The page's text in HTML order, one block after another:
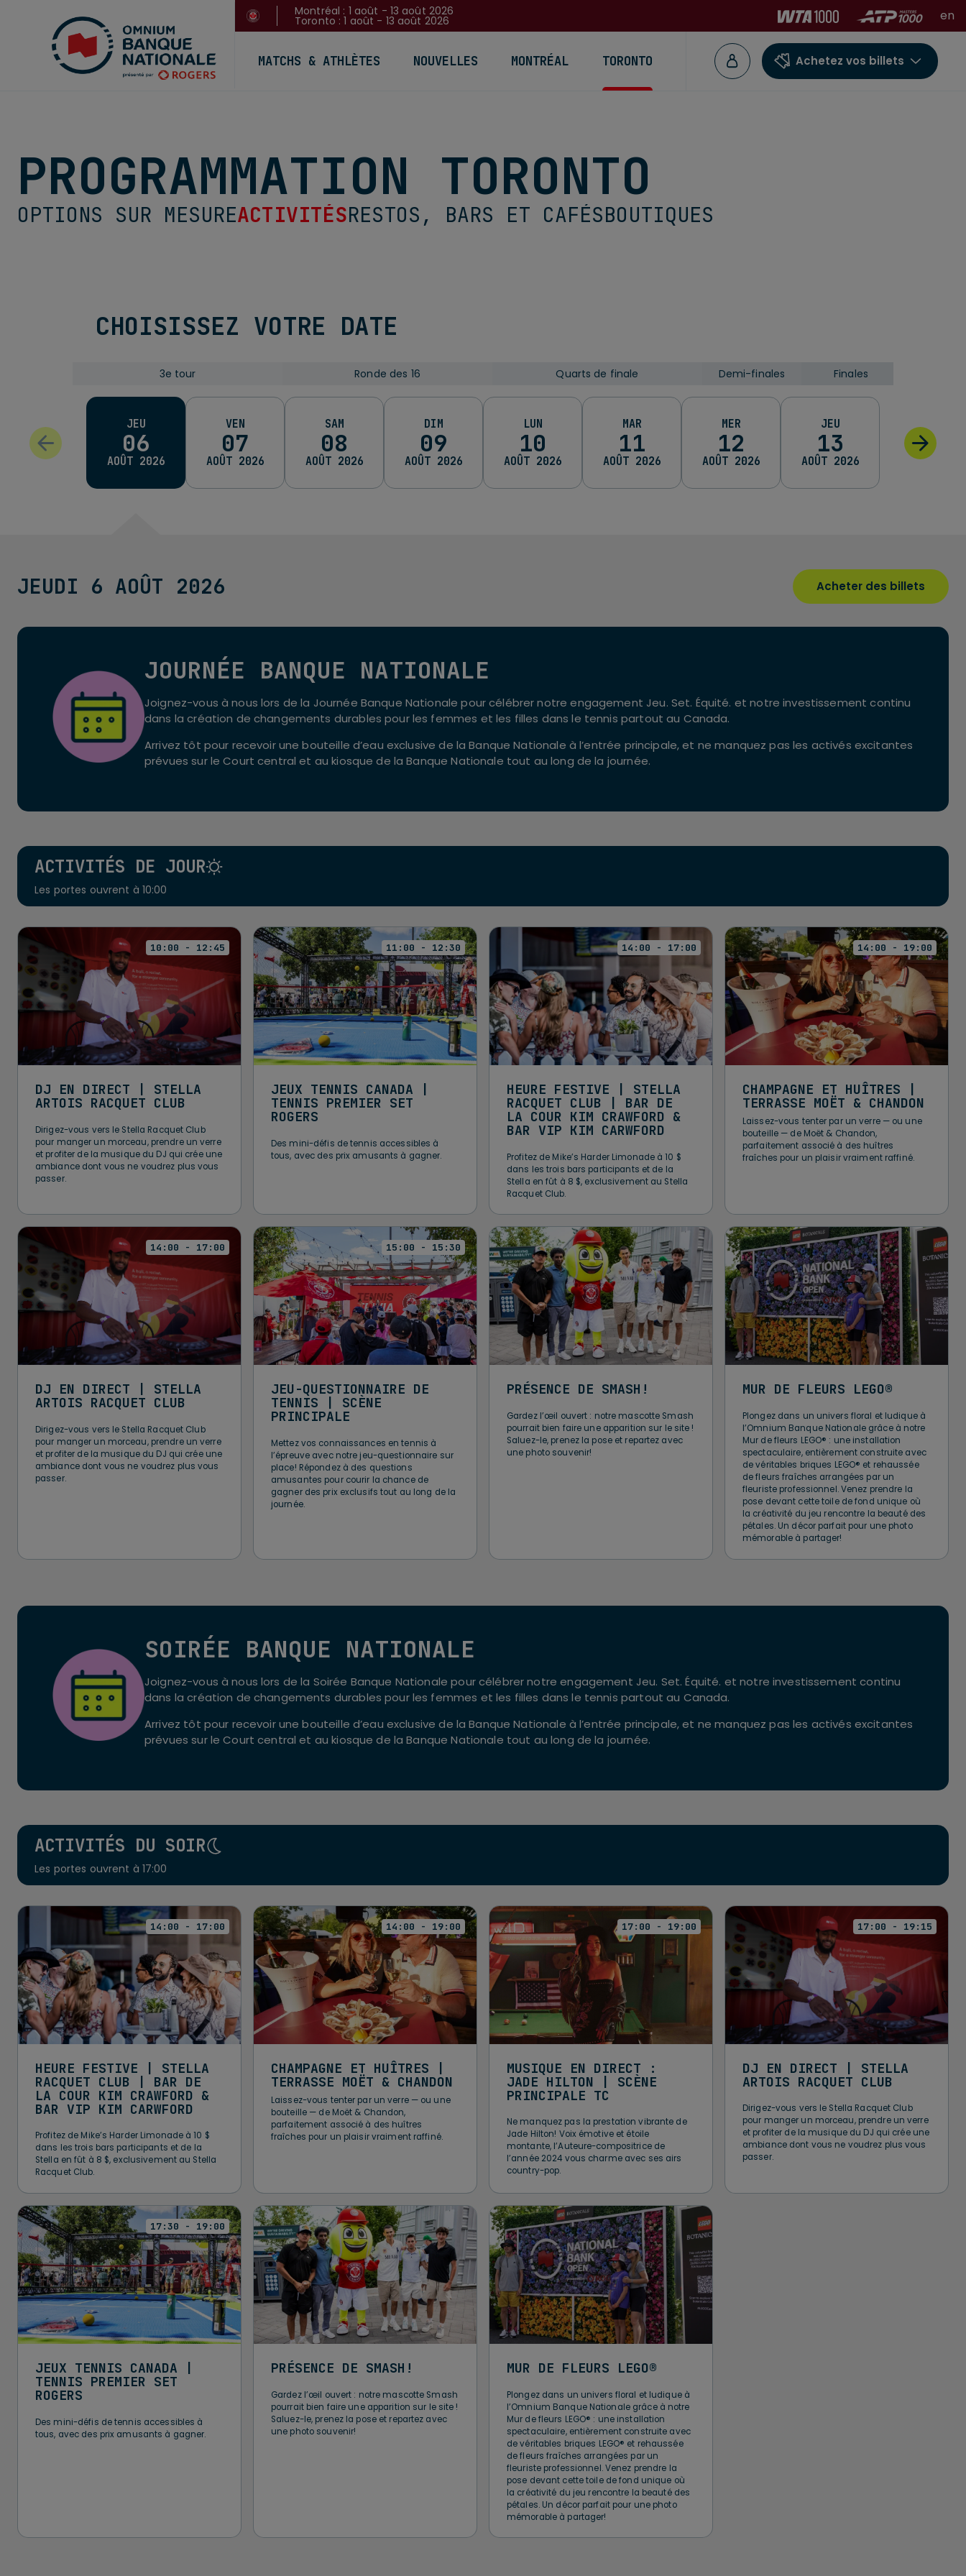
Montréal : 1 août - 13 août 2026
Toronto : 1 août - 13 août 2026 en
MATCHS & ATHLÈTES NOUVELLES MONTRÉAL TORONTO Achetez vos billets
PROGRAMMATION TORONTO
OPTIONS SUR MESUREACTIVITÉSRESTOS, BARS ET CAFÉSBOUTIQUES
CHOISISSEZ VOTRE DATE
3e tour Ronde des 16 Quarts de finale Demi-finales Finales
JEU
06
AOÛT 2026
3e tour
VEN
07
AOÛT 2026
3e tour
SAM
08
AOÛT 2026
Ronde des 16
DIM
09
AOÛT 2026
Ronde des 16
LUN
10
AOÛT 2026
Quarts de finale
MAR
11
AOÛT 2026
Quarts de finale
MER
12
AOÛT 2026
Demi-finales
JEU
13
AOÛT 2026
Finales
JEUDI 6 AOÛT 2026 Acheter des billets
JOURNÉE BANQUE NATIONALE
Joignez-vous à nous lors de la Journée Banque Nationale pour célébrer notre engagement Jeu. Set. Équité. et notre investissement continu
dans la création de changements durables pour les femmes et les filles dans le tennis partout au Canada.
Arrivez tôt pour recevoir une bouteille d’eau exclusive de la Banque Nationale à l’entrée principale, et ne manquez pas les activés excitantes
prévues sur le Court central et au kiosque de la Banque Nationale tout au long de la journée.
ACTIVITÉS DE JOUR
Les portes ouvrent à 10:00
10:00 - 12:45
DJ EN DIRECT | STELLA
ARTOIS RACQUET CLUB
Dirigez-vous vers le Stella Racquet Club
pour manger un morceau, prendre un verre
et profiter de la musique du DJ qui crée une
ambiance dont vous ne voudrez plus vous
passer.
11:00 - 12:30
JEUX TENNIS CANADA |
TENNIS PREMIER SET
ROGERS
Des mini-défis de tennis accessibles à
tous, avec des prix amusants à gagner.
14:00 - 17:00
HEURE FESTIVE | STELLA
RACQUET CLUB | BAR DE
LA COUR KIM CRAWFORD &
BAR VIP KIM CARWFORD
Profitez de Mike’s Harder Limonade à 10 $
dans les trois bars participants et de la
Stella en fût à 8 $, exclusivement au Stella
Racquet Club.
14:00 - 19:00
CHAMPAGNE ET HUÎTRES |
TERRASSE MOËT & CHANDON
Laissez-vous tenter par un verre — ou une
bouteille — de Moët & Chandon,
parfaitement associé à des huîtres
fraîches pour un plaisir vraiment raffiné.
14:00 - 17:00
DJ EN DIRECT | STELLA
ARTOIS RACQUET CLUB
Dirigez-vous vers le Stella Racquet Club
pour manger un morceau, prendre un verre
et profiter de la musique du DJ qui crée une
ambiance dont vous ne voudrez plus vous
passer.
15:00 - 15:30
JEU-QUESTIONNAIRE DE
TENNIS | SCÈNE
PRINCIPALE
Mettez vos connaissances en tennis à
l’épreuve avec notre jeu-questionnaire sur
place! Répondez à des questions
amusantes pour courir la chance de
gagner des prix exclusifs tout au long de la
journée.
PRÉSENCE DE SMASH!
Gardez l’œil ouvert : notre mascotte Smash
pourrait bien faire une apparition sur le site !
Saluez-le, prenez la pose et repartez avec
une photo souvenir!
MUR DE FLEURS LEGO®
Plongez dans un univers floral et ludique à
l’Omnium Banque Nationale grâce à notre
Mur de fleurs LEGO® : une installation
spectaculaire, entièrement construite avec
de véritables briques LEGO® et rehaussée
de fleurs fraîches arrangées par un
fleuriste professionnel. Venez prendre la
pose devant cette toile de fond unique où
la créativité du jeu rencontre la beauté des
pétales. Un décor parfait pour une photo
mémorable à partager!
SOIRÉE BANQUE NATIONALE
Joignez-vous à nous lors de la Soirée Banque Nationale pour célébrer notre engagement Jeu. Set. Équité. et notre investissement continu
dans la création de changements durables pour les femmes et les filles dans le tennis partout au Canada.
Arrivez tôt pour recevoir une bouteille d’eau exclusive de la Banque Nationale à l’entrée principale, et ne manquez pas les activés excitantes
prévues sur le Court central et au kiosque de la Banque Nationale tout au long de la journée.
ACTIVITÉS DU SOIR
Les portes ouvrent à 17:00
14:00 - 17:00
HEURE FESTIVE | STELLA
RACQUET CLUB | BAR DE
LA COUR KIM CRAWFORD &
BAR VIP KIM CARWFORD
Profitez de Mike’s Harder Limonade à 10 $
dans les trois bars participants et de la
Stella en fût à 8 $, exclusivement au Stella
Racquet Club.
14:00 - 19:00
CHAMPAGNE ET HUÎTRES |
TERRASSE MOËT & CHANDON
Laissez-vous tenter par un verre — ou une
bouteille — de Moët & Chandon,
parfaitement associé à des huîtres
fraîches pour un plaisir vraiment raffiné.
17:00 - 19:00
MUSIQUE EN DIRECT :
JADE HILTON | SCÈNE
PRINCIPALE TC
Ne manquez pas la prestation vibrante de
Jade Hilton! Voix émotive et étoile
montante, l’Auteure-compositrice de
l’année 2024 vous charme avec ses airs
country-pop.
17:00 - 19:15
DJ EN DIRECT | STELLA
ARTOIS RACQUET CLUB
Dirigez-vous vers le Stella Racquet Club
pour manger un morceau, prendre un verre
et profiter de la musique du DJ qui crée une
ambiance dont vous ne voudrez plus vous
passer.
17:30 - 19:00
JEUX TENNIS CANADA |
TENNIS PREMIER SET
ROGERS
Des mini-défis de tennis accessibles à
tous, avec des prix amusants à gagner.
PRÉSENCE DE SMASH!
Gardez l’œil ouvert : notre mascotte Smash
pourrait bien faire une apparition sur le site !
Saluez-le, prenez la pose et repartez avec
une photo souvenir!
MUR DE FLEURS LEGO®
Plongez dans un univers floral et ludique à
l’Omnium Banque Nationale grâce à notre
Mur de fleurs LEGO® : une installation
spectaculaire, entièrement construite avec
de véritables briques LEGO® et rehaussée
de fleurs fraîches arrangées par un
fleuriste professionnel. Venez prendre la
pose devant cette toile de fond unique où
la créativité du jeu rencontre la beauté des
pétales. Un décor parfait pour une photo
mémorable à partager!